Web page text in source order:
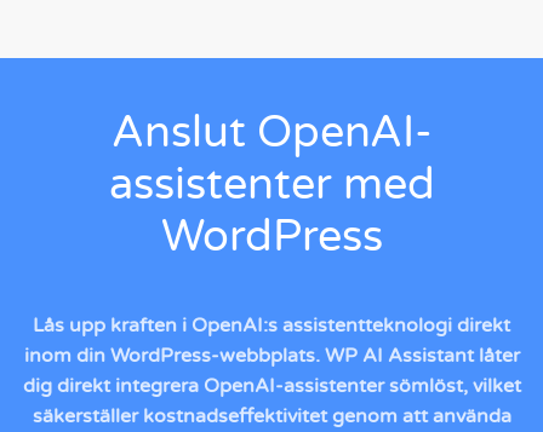
Anslut OpenAI-
assistenter med
WordPress
Lås upp kraften i OpenAI:s assistentteknologi direkt
inom din WordPress-webbplats. WP AI Assistant låter
dig direkt integrera OpenAI-assistenter sömlöst, vilket
säkerställer kostnadseffektivitet genom att använda